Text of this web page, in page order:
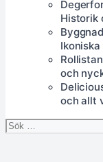
Historik
och
och allt
Sök